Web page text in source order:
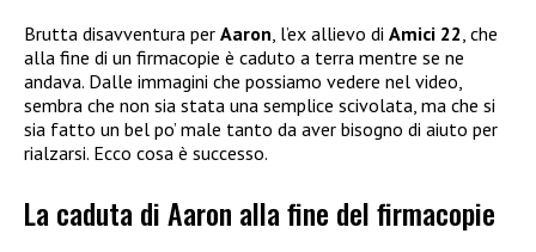
Brutta disavventura per Aaron, l’ex allievo di Amici 22, che
alla fine di un firmacopie è caduto a terra mentre se ne
andava. Dalle immagini che possiamo vedere nel video,
sembra che non sia stata una semplice scivolata, ma che si
sia fatto un bel po’ male tanto da aver bisogno di aiuto per
rialzarsi. Ecco cosa è successo.
La caduta di Aaron alla fine del firmacopie